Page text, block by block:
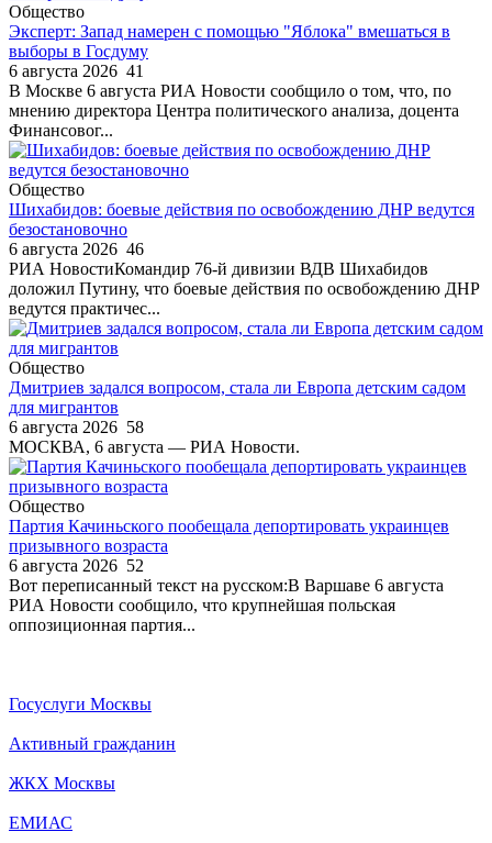
Общество
Эксперт: Запад намерен с помощью "Яблока" вмешаться в
выборы в Госдуму
6 августа 2026 41
В Москве 6 августа РИА Новости сообщило о том, что, по
мнению директора Центра политического анализа, доцента
Финансовог...
Общество
Шихабидов: боевые действия по освобождению ДНР ведутся
безостановочно
6 августа 2026 46
РИА НовостиКомандир 76-й дивизии ВДВ Шихабидов
доложил Путину, что боевые действия по освобождению ДНР
ведутся практичес...
Общество
Дмитриев задался вопросом, стала ли Европа детским садом
для мигрантов
6 августа 2026 58
МОСКВА, 6 августа — РИА Новости.
Общество
Партия Качиньского пообещала депортировать украинцев
призывного возраста
6 августа 2026 52
Вот переписанный текст на русском:В Варшаве 6 августа
РИА Новости сообщило, что крупнейшая польская
оппозиционная партия...
Госуслуги Москвы
Активный гражданин
ЖКХ Москвы
ЕМИАС